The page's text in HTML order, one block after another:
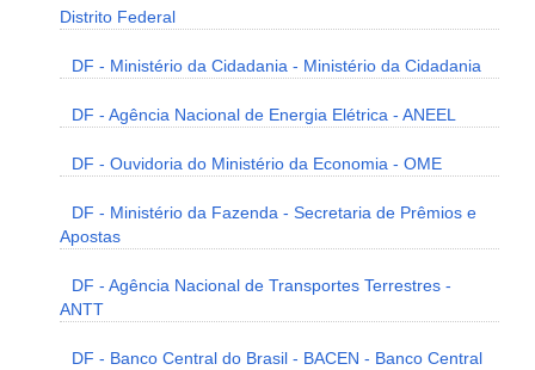
Distrito Federal
DF - Ministério da Cidadania - Ministério da Cidadania
DF - Agência Nacional de Energia Elétrica - ANEEL
DF - Ouvidoria do Ministério da Economia - OME
DF - Ministério da Fazenda - Secretaria de Prêmios e
Apostas
DF - Agência Nacional de Transportes Terrestres -
ANTT
DF - Banco Central do Brasil - BACEN - Banco Central